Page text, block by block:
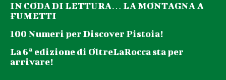
IN CODA DI LETTURA… LA MONTAGNA A
FUMETTI
100 Numeri per Discover Pistoia!
La 6ª edizione di OltreLaRocca sta per
arrivare!